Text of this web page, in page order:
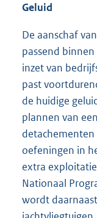
Geluid
De aanschaf
passend
inzet van
past
de huidige
plannen van
detachementen
oefeningen in
extra
Nationaal
wordt